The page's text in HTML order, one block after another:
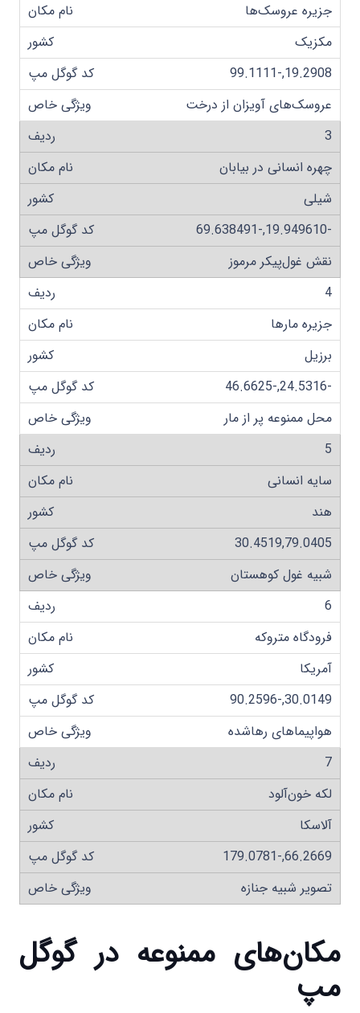
جزیره عروسک‌ها
مکزیک
19.2908,-99.1111
عروسک‌های آویزان از درخت
3
چهره انسانی در بیابان
شیلی
-19.949610,-69.638491
نقش غول‌پیکر مرموز
4
جزیره مارها
برزیل
-24.5316,-46.6625
محل ممنوعه پر از مار
5
سایه انسانی
هند
30.4519,79.0405
شبیه غول کوهستان
6
فرودگاه متروکه
آمریکا
30.0149,-90.2596
هواپیماهای رهاشده
7
لکه خون‌آلود
آلاسکا
66.2669,-179.0781
تصویر شبیه جنازه
مکان‌های ممنوعه در گوگل
مپ